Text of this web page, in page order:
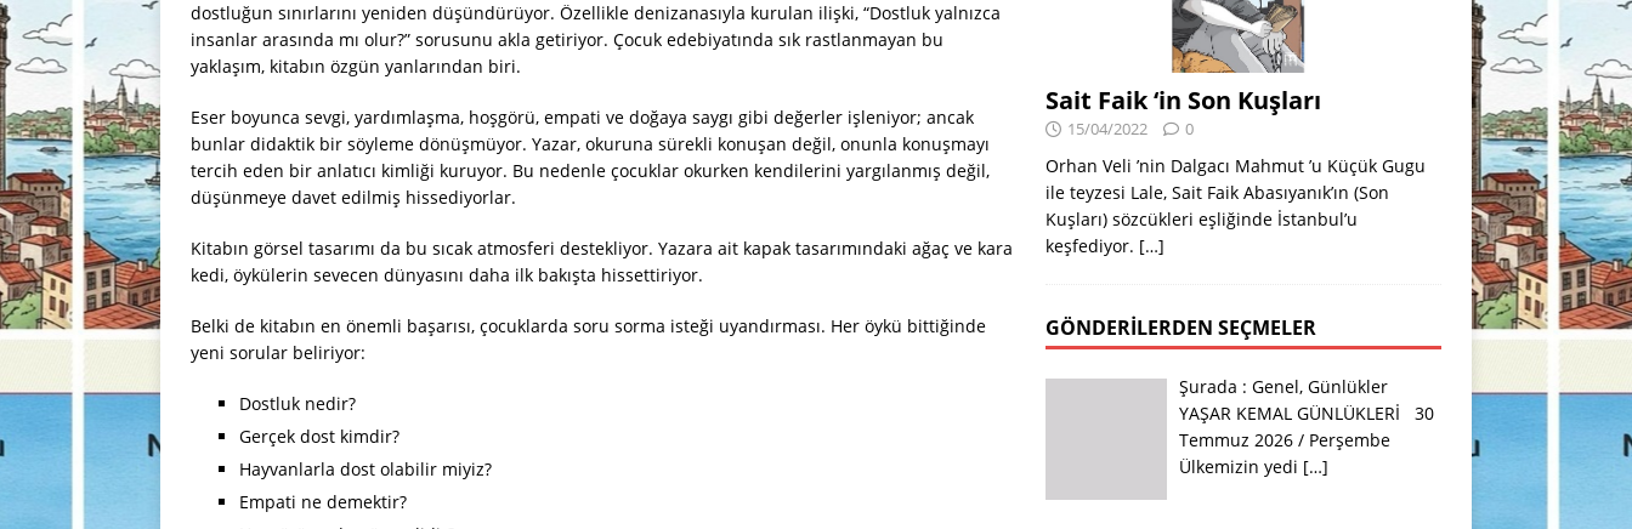
dostluğun sınırlarını yeniden düşündürüyor. Özellikle denizanasıyla kurulan ilişki, “Dostluk yalnızca
insanlar arasında mı olur?” sorusunu akla getiriyor. Çocuk edebiyatında sık rastlanmayan bu
yaklaşım, kitabın özgün yanlarından biri.
Eser boyunca sevgi, yardımlaşma, hoşgörü, empati ve doğaya saygı gibi değerler işleniyor; ancak
bunlar didaktik bir söyleme dönüşmüyor. Yazar, okuruna sürekli konuşan değil, onunla konuşmayı
tercih eden bir anlatıcı kimliği kuruyor. Bu nedenle çocuklar okurken kendilerini yargılanmış değil,
düşünmeye davet edilmiş hissediyorlar.
Kitabın görsel tasarımı da bu sıcak atmosferi destekliyor. Yazara ait kapak tasarımındaki ağaç ve kara
kedi, öykülerin sevecen dünyasını daha ilk bakışta hissettiriyor.
Belki de kitabın en önemli başarısı, çocuklarda soru sorma isteği uyandırması. Her öykü bittiğinde
yeni sorular beliriyor:
Dostluk nedir?
Gerçek dost kimdir?
Hayvanlarla dost olabilir miyiz?
Empati ne demektir?
Sait Faik ‘in Son Kuşları
15/04/2022 0
Orhan Veli ’nin Dalgacı Mahmut ’u Küçük Gugu
ile teyzesi Lale, Sait Faik Abasıyanık’ın (Son
Kuşları) sözcükleri eşliğinde İstanbul’u
keşfediyor. […]
GÖNDERILERDEN SEÇMELER
Şurada :Genel,Günlükler
YAŞAR KEMAL GÜNLÜKLERİ 30
Temmuz 2026 / Perşembe
Ülkemizin yedi […]